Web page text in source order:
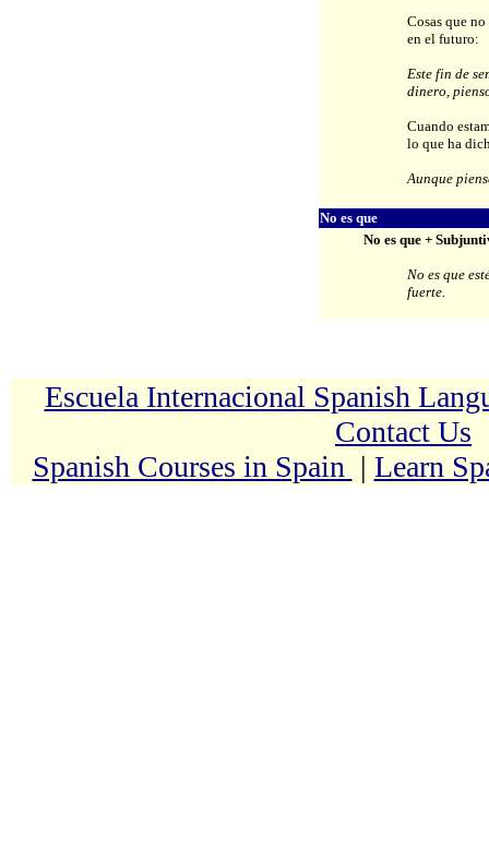
Cosas que
en el futuro:
Este fin de
dinero,
Cuando
lo que ha
Aunque
No es que
No es que +
No es que
fuerte.
Escuela Internacional Spanish
Contact Us
Spanish Courses in Spain | Learn